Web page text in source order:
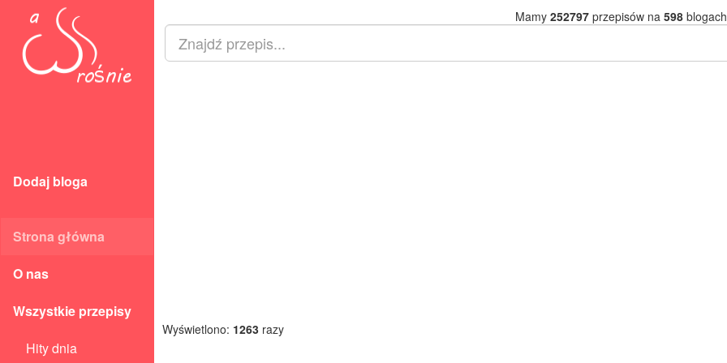
Dodaj bloga
Strona główna
O nas
Wszystkie przepisy
Hity dnia
Mamy 252797przepisów na 598
Wyświetlono: 1263 razy